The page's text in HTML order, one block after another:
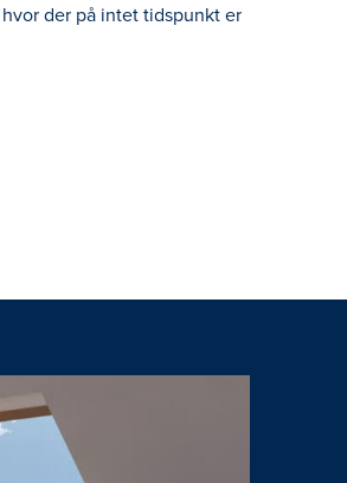
der på intet tidspunkt er